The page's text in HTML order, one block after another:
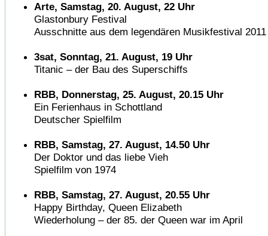
Arte, Samstag, 20. August, 22 Uhr
Glastonbury Festival
Ausschnitte aus dem legendären Musikfestival 2011
3sat, Sonntag, 21. August, 19 Uhr
Titanic – der Bau des Superschiffs
RBB, Donnerstag, 25. August, 20.15 Uhr
Ein Ferienhaus in Schottland
Deutscher Spielfilm
RBB, Samstag, 27. August, 14.50 Uhr
Der Doktor und das liebe Vieh
Spielfilm von 1974
RBB, Samstag, 27. August, 20.55 Uhr
Happy Birthday, Queen Elizabeth
Wiederholung – der 85. der Queen war im April